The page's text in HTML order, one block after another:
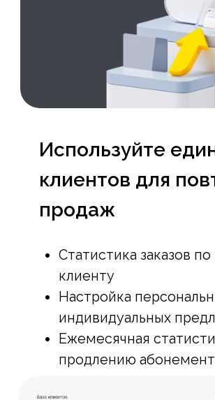
среди наших клиентов
© AppEvent.ru, 2016 - 2024.
Все права защищены.
Договор-оферта
Оферта регулярных платежей
8 (800) 551-40-51
AppEvent внесена в реестр отечественного ПО
Реестровая запись №16071 от 23.12.2022